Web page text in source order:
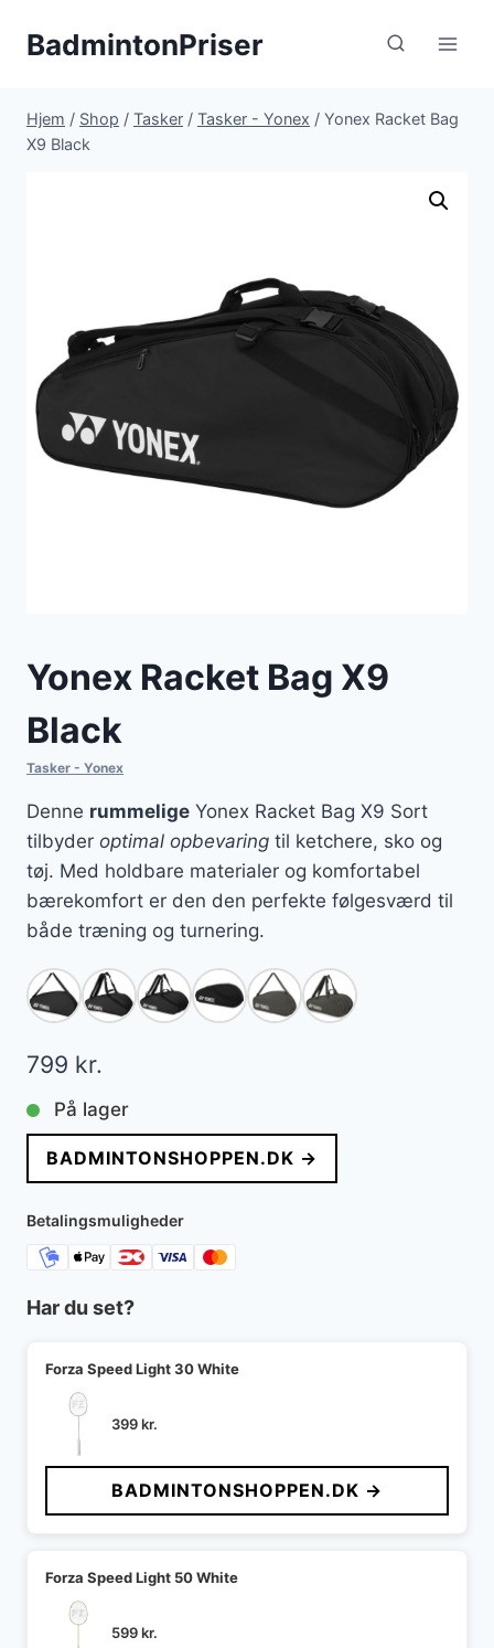
BadmintonPriser
Hjem / Shop / Tasker / Tasker - Yonex / Yonex Racket Bag
X9 Black
Yonex Racket Bag X9
Black
Tasker - Yonex
Denne rummelige Yonex Racket Bag X9 Sort
tilbyder optimal opbevaring til ketchere, sko og
tøj. Med holdbare materialer og komfortabel
bærekomfort er den den perfekte følgesværd til
både træning og turnering.
799 kr.
På lager
BADMINTONSHOPPEN.DK →
Betalingsmuligheder
Har du set?
Forza Speed Light 30 White
399kr.
BADMINTONSHOPPEN.DK →
Forza Speed Light 50 White
599kr.